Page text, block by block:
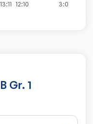
13:11 12:10 3:0
Gr. 1